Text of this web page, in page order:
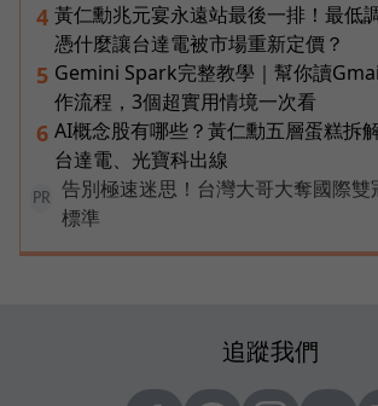
4 黃仁勳兆元宴永遠站最後一排！最低
憑什麼讓台達電被市場重新定價？
5 Gemini Spark完整教學｜幫你讀
作流程，3個超實用情境一次看
6 AI概念股有哪些？黃仁勳五層蛋糕拆
台達電、光寶科出線
PR
告別極速迷思！台灣大哥大奪國際雙
標準
追蹤我們